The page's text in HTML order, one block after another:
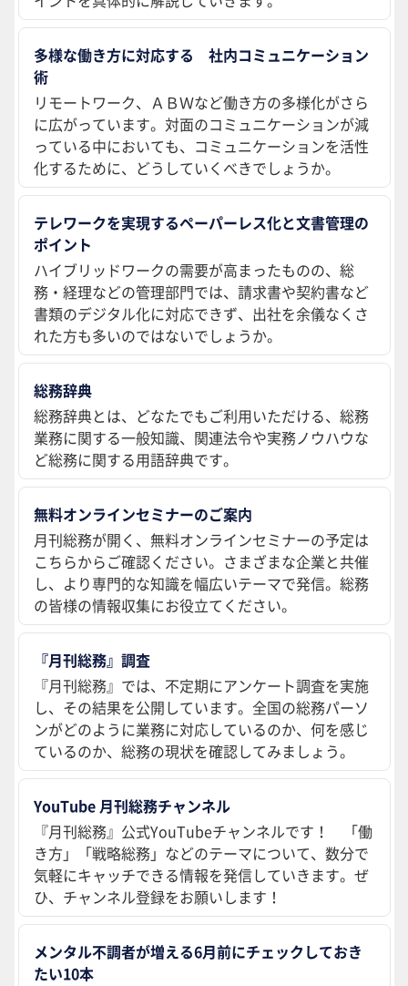
多様な働き方に対応する 社内コミュニケーション
術
リモートワーク、ＡＢＷなど働き方の多様化がさら
に広がっています。対面のコミュニケーションが減
っている中においても、コミュニケーションを活性
化するために、どうしていくべきでしょうか。
テレワークを実現するペーパーレス化と文書管理の
ポイント
ハイブリッドワークの需要が高まったものの、総
務・経理などの管理部門では、請求書や契約書など
書類のデジタル化に対応できず、出社を余儀なくさ
れた方も多いのではないでしょうか。
総務辞典
総務辞典とは、どなたでもご利用いただける、総務
業務に関する一般知識、関連法令や実務ノウハウな
ど総務に関する用語辞典です。
無料オンラインセミナーのご案内
月刊総務が開く、無料オンラインセミナーの予定は
こちらからご確認ください。さまざまな企業と共催
し、より専門的な知識を幅広いテーマで発信。総務
の皆様の情報収集にお役立てください。
『月刊総務』調査
『月刊総務』では、不定期にアンケート調査を実施
し、その結果を公開しています。全国の総務パーソ
ンがどのように業務に対応しているのか、何を感じ
ているのか、総務の現状を確認してみましょう。
YouTube 月刊総務チャンネル
『月刊総務』公式YouTubeチャンネルです！ 「働
き方」「戦略総務」などのテーマについて、数分で
気軽にキャッチできる情報を発信していきます。ぜ
ひ、チャンネル登録をお願いします！
メンタル不調者が増える6月前にチェックしておき
たい10本